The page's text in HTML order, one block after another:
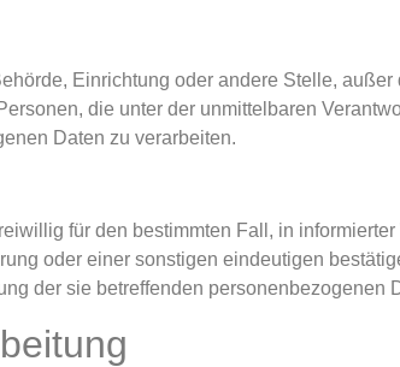
Einrichtung oder andere Stelle,
die unter der unmittelbaren
Daten zu verarbeiten.
für den bestimmten Fall, in
oder einer sonstigen eindeutigen
der sie betreffenden personenbezogenen